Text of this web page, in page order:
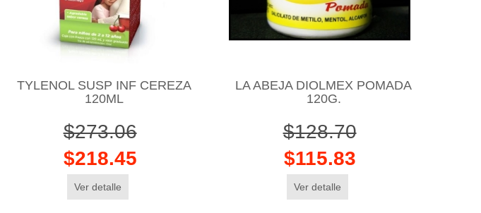
TYLENOL SUSP INF CEREZA
120ML
$273.06
$218.45
Ver detalle
LA ABEJA DIOLMEX POMADA
120G.
$128.70
$115.83
Ver detalle